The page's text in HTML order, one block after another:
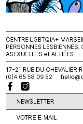
CENTRE LGBTQIA+
PERSONNES LESBIENNES,
ASEXUELLES et ALLIÉES
17-21 RUE DU
(0)4 65 58 09 52
NEWSLETTER